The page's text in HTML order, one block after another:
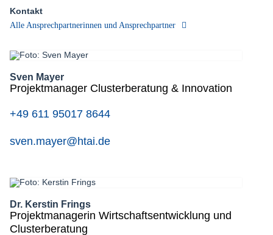
Kontakt
Alle Ansprechpartnerinnen und Ansprechpartner
Sven Mayer
Projektmanager Clusterberatung & Innovation
+49 611 95017 8644
sven.mayer@htai.de
Dr. Kerstin Frings
Projektmanagerin Wirtschaftsentwicklung und
Clusterberatung